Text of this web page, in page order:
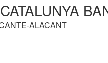
ALACANT